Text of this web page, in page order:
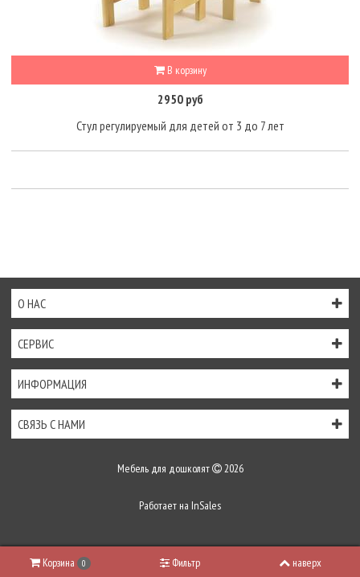
В корзину
2950 руб
Стул регулируемый для детей от 3 до 7 лет
О НАС
СЕРВИС
ИНФОРМАЦИЯ
СВЯЗЬ С НАМИ
Мебель для дошколят 2026
Работает на InSales
Корзина 0 Фильтр наверх